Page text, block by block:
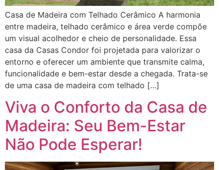
Casa de Madeira com Telhado Cerâmico A harmonia
entre madeira, telhado cerâmico e área verde compõe
um visual acolhedor e cheio de personalidade. Essa
casa da Casas Condor foi projetada para valorizar o
entorno e oferecer um ambiente que transmite calma,
funcionalidade e bem-estar desde a chegada. Trata-se
de uma casa de madeira com telhado […]
Viva o Conforto da Casa de
Madeira: Seu Bem-Estar
Não Pode Esperar!